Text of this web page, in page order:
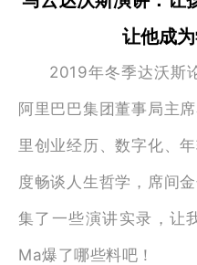
让他成
2019年冬季达沃斯
阿里巴巴集团董事局主
里创业经历、数字化、
度畅谈人生哲学，席间
集了一些演讲实录，让
Ma爆了哪些料吧！